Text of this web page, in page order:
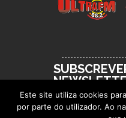
Este site utiliza cookies
por parte do utilizador. Ao